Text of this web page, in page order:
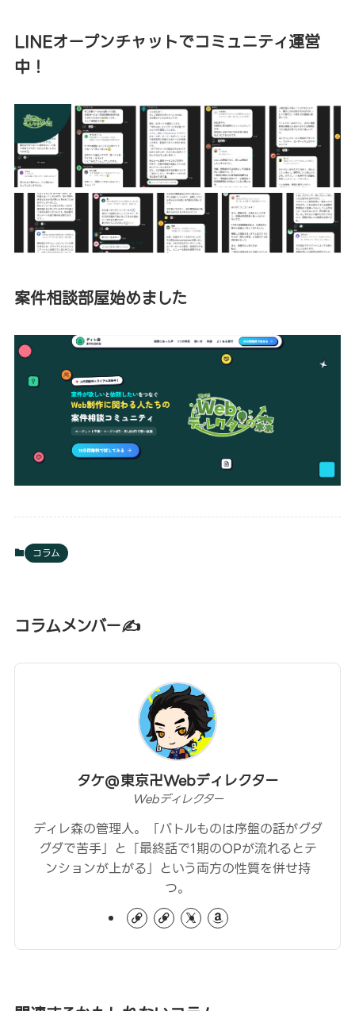
LINEオープンチャットでコミュニティ運営
中！
案件相談部屋始めました
コラム
コラムメンバー✍
タケ@東京卍Webディレクター
Webディレクター
ディレ森の管理人。「バトルものは序盤の話がグダ
グダで苦手」と「最終話で1期のOPが流れるとテ
ンションが上がる」という両方の性質を併せ持
つ。